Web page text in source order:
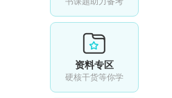
资料专区
硬核干货等你学